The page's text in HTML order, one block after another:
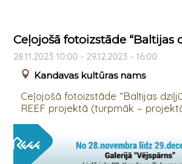
Ceļojošā fotoizstāde “Baltijas
28.11.2023 10:00 - 29.12.2023 - 16:00
Kandavas kultūras nams
Ceļojošā fotoizstāde “Baltijas
REEF projektā (turpmāk –